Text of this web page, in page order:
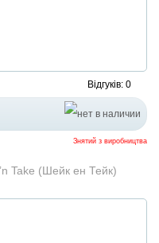
Відгуків: 0
Знятий з виробництва
Take (Шейк ен Тейк)